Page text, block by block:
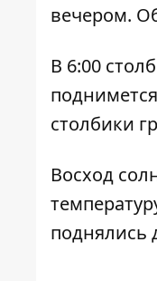
вечером.
В 6:00
столбики
Восход
поднялись